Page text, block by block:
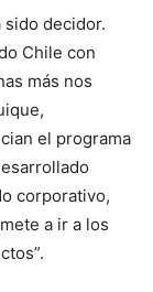
sido decidor.
Chile con
más nos
el programa
corporativo,
a ir a los